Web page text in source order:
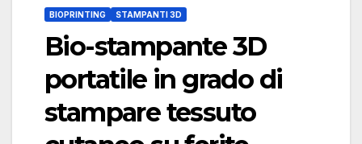
BIOPRINTING STAMPANTI 3D
Bio-stampante 3D
portatile in grado di
stampare tessuto